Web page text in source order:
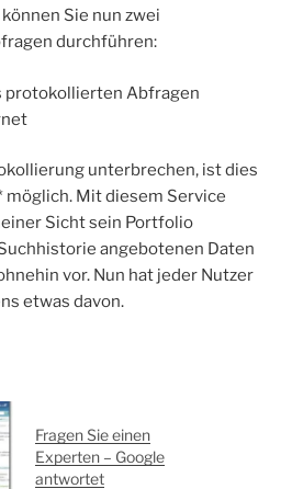
Sie nun zwei
durchführen:
protokollierten Abfragen
unterbrechen, ist dies
möglich. Mit diesem Service
Sicht sein Portfolio
angebotenen Daten
vor. Nun hat jeder Nutzer
etwas davon.
Fragen Sie einen
Experten – Google
antwortet